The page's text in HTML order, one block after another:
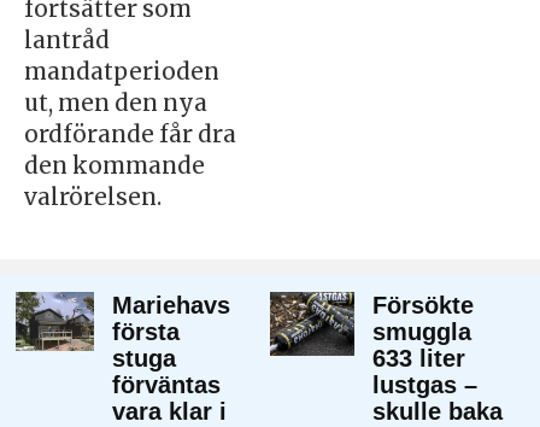
fortsätter som
lantråd
mandatperioden
ut, men den nya
ordförande får dra
den kommande
valrörelsen.